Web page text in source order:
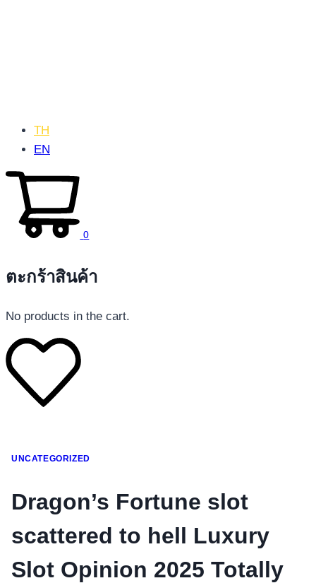
โทรศัพท์มือถือ
อุปกรณ์เสริมโทรศัพท์
สินค้าตามแบรนด์
TH
EN
0
ตะกร้าสินค้า
No products in the cart.
UNCATEGORIZED
Dragon’s Fortune slot
scattered to hell Luxury
Slot Opinion 2025 Totally